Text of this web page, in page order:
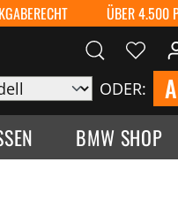
ÜBER 4.500
ODER:
BMW SHOP